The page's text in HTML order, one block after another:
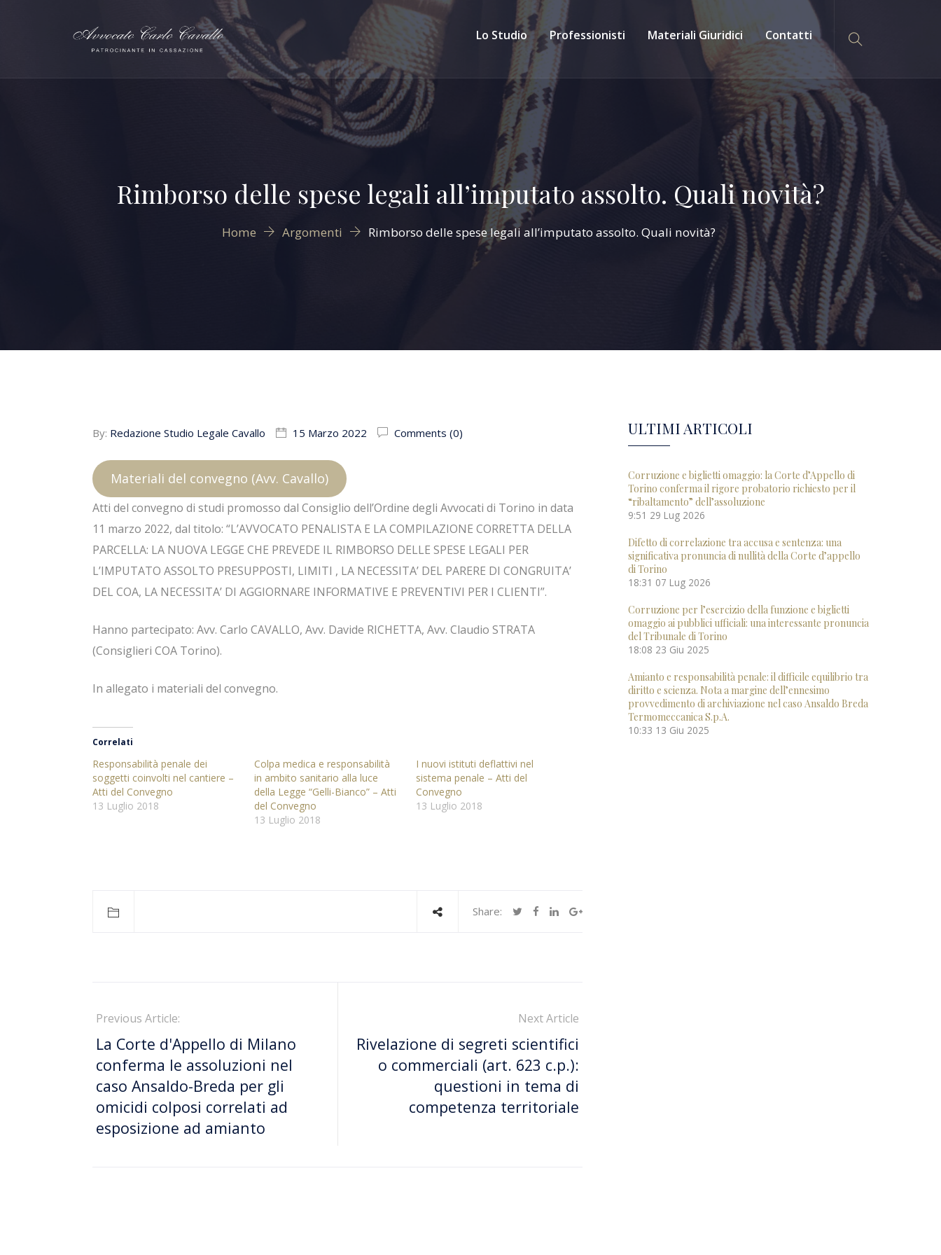
Lo Studio Professionisti Materiali Giuridici Contatti
Rimborso delle spese legali all’imputato assolto. Quali novità?
Home Argomenti Rimborso delle spese legali all’imputato assolto. Quali novità?
By: Redazione Studio Legale Cavallo 15 Marzo 2022 Comments (0)
Materiali del convegno (Avv. Cavallo)
Atti del convegno di studi promosso dal Consiglio dell’Ordine degli Avvocati di Torino in data
11 marzo 2022, dal titolo: “L’AVVOCATO PENALISTA E LA COMPILAZIONE CORRETTA DELLA
PARCELLA: LA NUOVA LEGGE CHE PREVEDE IL RIMBORSO DELLE SPESE LEGALI PER
L’IMPUTATO ASSOLTO PRESUPPOSTI, LIMITI , LA NECESSITA’ DEL PARERE DI CONGRUITA’
DEL COA, LA NECESSITA’ DI AGGIORNARE INFORMATIVE E PREVENTIVI PER I CLIENTI”.
Hanno partecipato: Avv. Carlo CAVALLO, Avv. Davide RICHETTA, Avv. Claudio STRATA
(Consiglieri COA Torino).
In allegato i materiali del convegno.
Correlati
Responsabilità penale dei
soggetti coinvolti nel cantiere –
Atti del Convegno
13 Luglio 2018
Colpa medica e responsabilità
in ambito sanitario alla luce
della Legge “Gelli-Bianco” – Atti
del Convegno
13 Luglio 2018
I nuovi istituti deflattivi nel
sistema penale – Atti del
Convegno
13 Luglio 2018
Share:
Previous Article:
La Corte d'Appello di Milano
conferma le assoluzioni nel
caso Ansaldo-Breda per gli
omicidi colposi correlati ad
esposizione ad amianto
Next Article
Rivelazione di segreti scientifici
o commerciali (art. 623 c.p.):
questioni in tema di
competenza territoriale
ULTIMI ARTICOLI
Corruzione e biglietti omaggio: la Corte d’Appello di
Torino conferma il rigore probatorio richiesto per il
“ribaltamento” dell’assoluzione
9:51 29 Lug 2026
Difetto di correlazione tra accusa e sentenza: una
significativa pronuncia di nullità della Corte d’appello
di Torino
18:31 07 Lug 2026
Corruzione per l’esercizio della funzione e biglietti
omaggio ai pubblici ufficiali: una interessante pronuncia
del Tribunale di Torino
18:08 23 Giu 2025
Amianto e responsabilità penale: il difficile equilibrio tra
diritto e scienza. Nota a margine dell’ennesimo
provvedimento di archiviazione nel caso Ansaldo Breda
Termomeccanica S.p.A.
10:33 13 Giu 2025